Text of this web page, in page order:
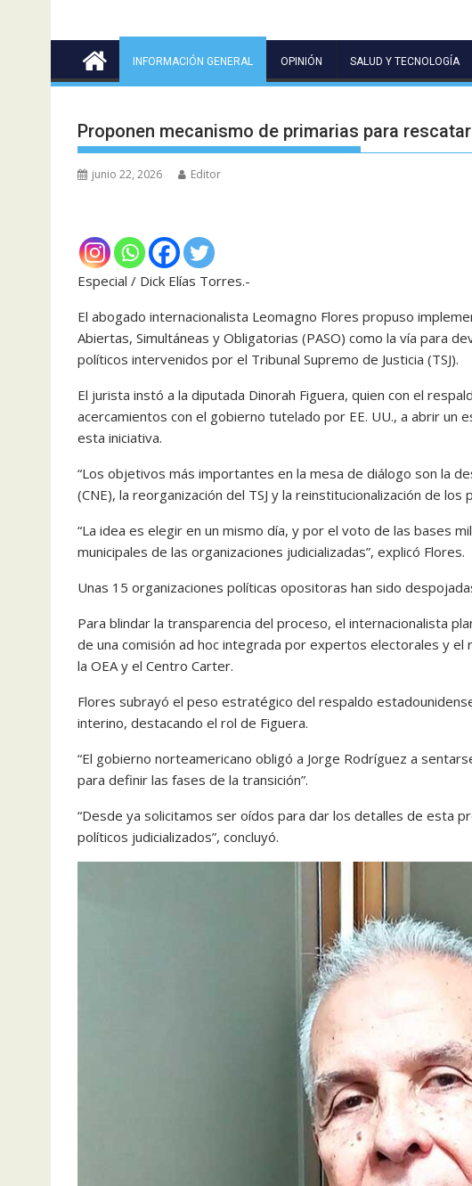
INFORMACIÓN GENERAL OPINIÓN SALUD Y TECNOLOGÍA
Proponen mecanismo de primarias para
junio 22, 2026 Editor
Especial / Dick Elías Torres.-
El abogado internacionalista Leomagno Flores propuso
Abiertas, Simultáneas y Obligatorias (PASO) como la vía para
políticos intervenidos por el Tribunal Supremo de Justicia (TSJ).
El jurista instó a la diputada Dinorah Figuera, quien con el
acercamientos con el gobierno tutelado por EE. UU., a abrir un
esta iniciativa.
“Los objetivos más importantes en la mesa de diálogo son la
(CNE), la reorganización del TSJ y la reinstitucionalización de
“La idea es elegir en un mismo día, y por el voto de las bases
municipales de las organizaciones judicializadas”, explicó Flores.
Unas 15 organizaciones políticas opositoras han sido
Para blindar la transparencia del proceso, el internacionalista
de una comisión ad hoc integrada por expertos electorales y el
la OEA y el Centro Carter.
Flores subrayó el peso estratégico del respaldo
interino, destacando el rol de Figuera.
“El gobierno norteamericano obligó a Jorge Rodríguez a
para definir las fases de la transición”.
“Desde ya solicitamos ser oídos para dar los detalles de esta
políticos judicializados”, concluyó.